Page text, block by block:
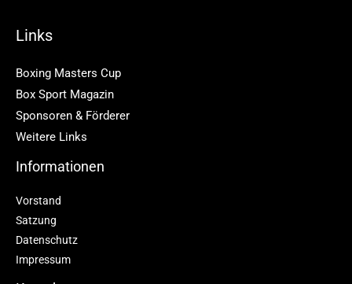
Links
Boxing Masters Cup
Box Sport Magazin
Sponsoren & Förderer
Weitere Links
Informationen
Vorstand
Satzung
Datenschutz
Impressum